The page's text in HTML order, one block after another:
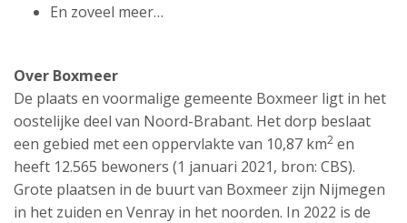
En zoveel meer…
Over Boxmeer
De plaats en voormalige gemeente Boxmeer ligt in het
oostelijke deel van Noord-Brabant. Het dorp beslaat
een gebied met een oppervlakte van 10,87 km2 en
heeft 12.565 bewoners (1 januari 2021, bron: CBS).
Grote plaatsen in de buurt van Boxmeer zijn Nijmegen
in het zuiden en Venray in het noorden. In 2022 is de